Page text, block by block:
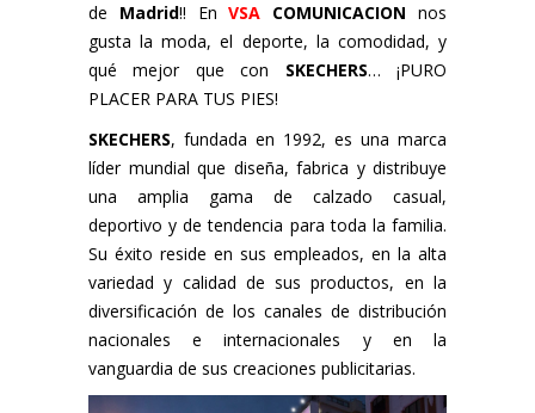
de Madrid!! En VSA COMUNICACION nos
gusta la moda, el deporte, la comodidad, y
qué mejor que con SKECHERS… ¡PURO
PLACER PARA TUS PIES!
SKECHERS, fundada en 1992, es una marca
líder mundial que diseña, fabrica y distribuye
una amplia gama de calzado casual,
deportivo y de tendencia para toda la familia.
Su éxito reside en sus empleados, en la alta
variedad y calidad de sus productos, en la
diversificación de los canales de distribución
nacionales e internacionales y en la
vanguardia de sus creaciones publicitarias.